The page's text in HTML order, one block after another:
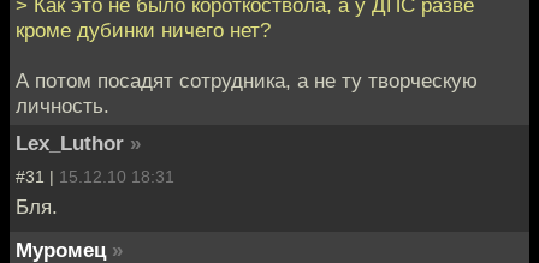
> Как это не было короткоствола, а у ДПС разве
кроме дубинки ничего нет?
А потом посадят сотрудника, а не ту творческую
личность.
Lex_Luthor »
#31 | 15.12.10 18:31
Бля.
Муромец »